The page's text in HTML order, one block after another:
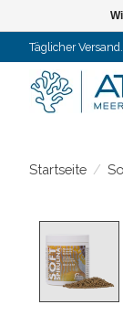
Täglicher
Startseite /